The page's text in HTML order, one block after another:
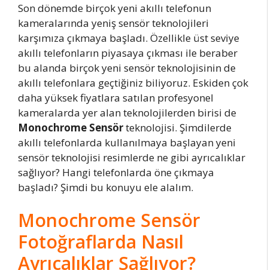
Son dönemde birçok yeni akıllı telefonun
kameralarında yeniş sensör teknolojileri
karşımıza çıkmaya başladı. Özellikle üst seviye
akıllı telefonların piyasaya çıkması ile beraber
bu alanda birçok yeni sensör teknolojisinin de
akıllı telefonlara geçtiğiniz biliyoruz. Eskiden çok
daha yüksek fiyatlara satılan profesyonel
kameralarda yer alan teknolojilerden birisi de
Monochrome Sensörteknolojisi. Şimdilerde
akıllı telefonlarda kullanılmaya başlayan yeni
sensör teknolojisi resimlerde ne gibi ayrıcalıklar
sağlıyor? Hangi telefonlarda öne çıkmaya
başladı? Şimdi bu konuyu ele alalım.
Monochrome Sensör
Fotoğraflarda Nasıl
Ayrıcalıklar Sağlıyor?